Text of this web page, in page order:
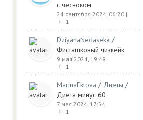
с чесноком
24 сентября 2024, 06:20 |
1
DziyanaNedaseka /
Фисташковый чизкейк
9 мая 2024, 19:48 |
1
MarinaEktova / Диеты /
Диета минус 60
7 мая 2024, 17:54
1